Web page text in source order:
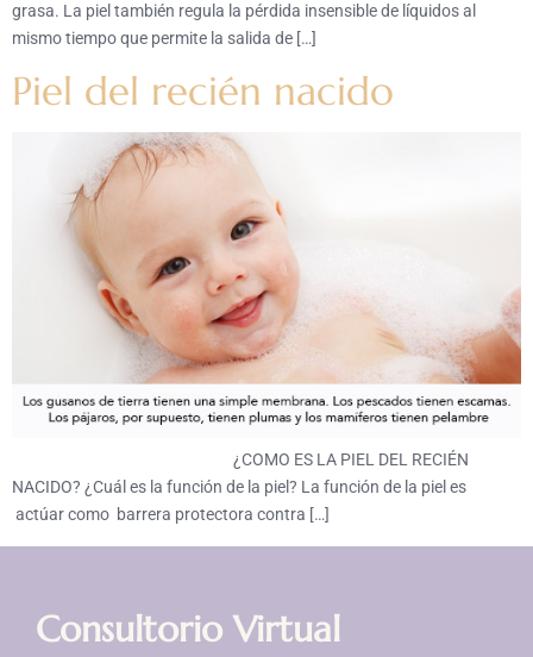
grasa. La piel también regula la pérdida insensible de líquidos al
mismo tiempo que permite la salida de […]
Piel del recién nacido
¿COMO ES LA PIEL DEL RECIÉN
NACIDO? ¿Cuál es la función de la piel? La función de la piel es
actúar como barrera protectora contra […]
Consultorio Virtual